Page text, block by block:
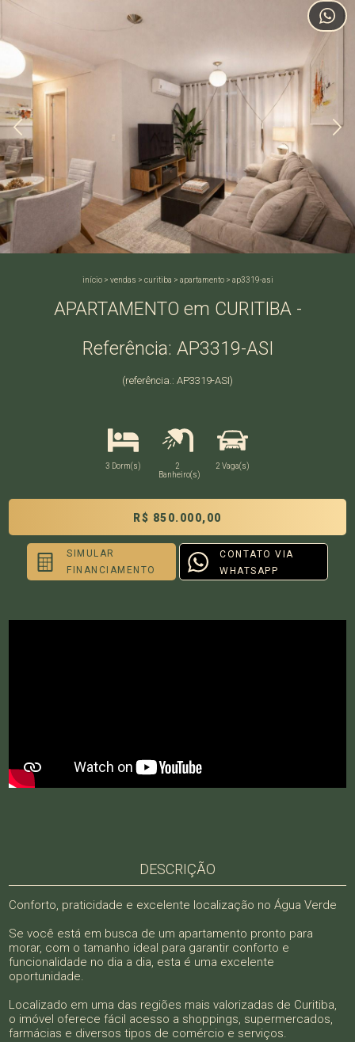
início> vendas > curitiba > apartamento> ap3319-asi
APARTAMENTO em CURITIBA -
Referência: AP3319-ASI
(referência.: AP3319-ASI)
3 Dorm(s)
2
Banheiro(s)
2 Vaga(s)
R$ 850.000,00
SIMULAR
FINANCIAMENTO
CONTATO VIA
WHATSAPP
DESCRIÇÃO
Conforto, praticidade e excelente localização no Água Verde
Se você está em busca de um apartamento pronto para
morar, com o tamanho ideal para garantir conforto e
funcionalidade no dia a dia, esta é uma excelente
oportunidade.
Localizado em uma das regiões mais valorizadas de Curitiba,
o imóvel oferece fácil acesso a shoppings, supermercados,
farmácias e diversos tipos de comércio e serviços.